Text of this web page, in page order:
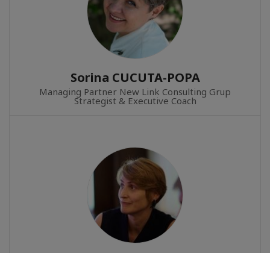
Sorina CUCUTA-POPA
Managing Partner New Link Consulting Grup
Strategist & Executive Coach